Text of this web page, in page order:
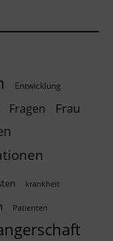
Entwicklung
Fragen Frau
krankheit
Patienten